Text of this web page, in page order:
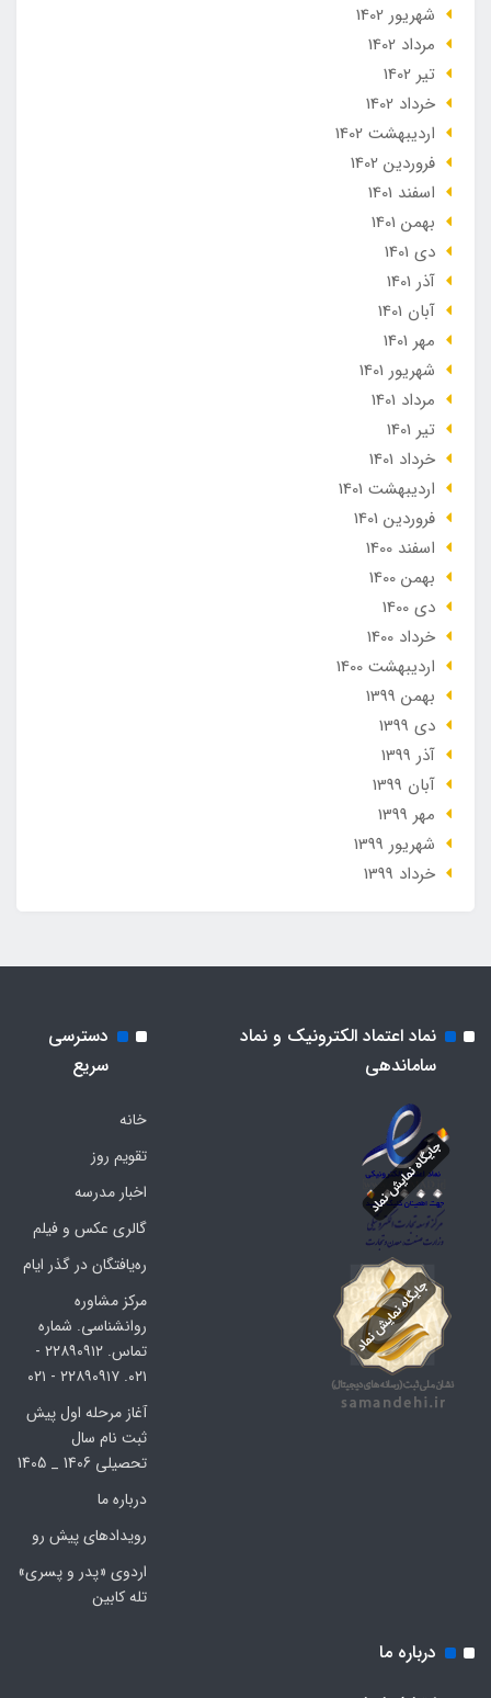
شهریور 1402
مرداد 1402
تير 1402
خرداد 1402
ارديبهشت 1402
فروردین 1402
اسفند 1401
بهمن 1401
دی 1401
آذر 1401
آبان 1401
مهر 1401
شهریور 1401
مرداد 1401
تير 1401
خرداد 1401
ارديبهشت 1401
فروردین 1401
اسفند 1400
بهمن 1400
دی 1400
خرداد 1400
ارديبهشت 1400
بهمن 1399
دی 1399
آذر 1399
آبان 1399
مهر 1399
شهریور 1399
خرداد 1399
نماد اعتماد الکترونیک و نماد
ساماندهی
دسترسی
سریع
خانه
تقویم روز
اخبار مدرسه
گالری عکس و فیلم
ره‌یافتگان در گذر ایام
مرکز مشاوره
روانشناسی. شماره
تماس. ۲۲۸۹۰۹۱۲ -
۰۲۱. ۲۲۸۹۰۹۱۷ - ۰۲۱
آغاز مرحله اول پیش
ثبت نام سال
تحصیلی 1406 _ 1405
درباره ما
رویدادهای پیش رو
اردوی «پدر و پسری»
تله کابین
درباره ما